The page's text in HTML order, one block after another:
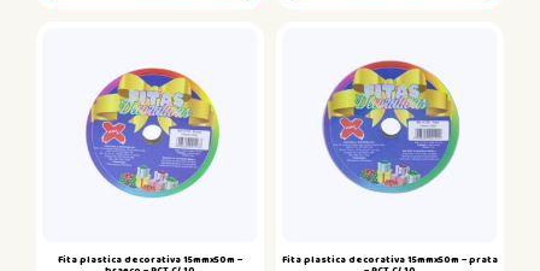
Fita plastica decorativa 15mmx50m – Fita plastica decorativa 15mmx50m – prata